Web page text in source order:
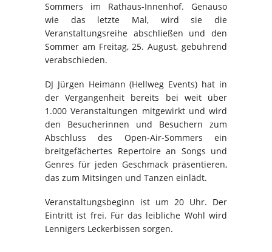
Sommers im Rathaus-Innenhof. Genauso
wie das letzte Mal, wird sie die
Veranstaltungsreihe abschließen und den
Sommer am Freitag, 25. August, gebührend
verabschieden.
DJ Jürgen Heimann (Hellweg Events) hat in
der Vergangenheit bereits bei weit über
1.000 Veranstaltungen mitgewirkt und wird
den Besucherinnen und Besuchern zum
Abschluss des Open-Air-Sommers ein
breitgefächertes Repertoire an Songs und
Genres für jeden Geschmack präsentieren,
das zum Mitsingen und Tanzen einlädt.
Veranstaltungsbeginn ist um 20 Uhr. Der
Eintritt ist frei. Für das leibliche Wohl wird
Lennigers Leckerbissen sorgen.